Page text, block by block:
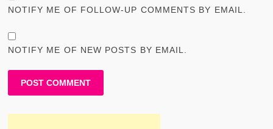
NOTIFY ME OF FOLLOW-UP COMMENTS BY EMAIL.
NOTIFY ME OF NEW POSTS BY EMAIL.